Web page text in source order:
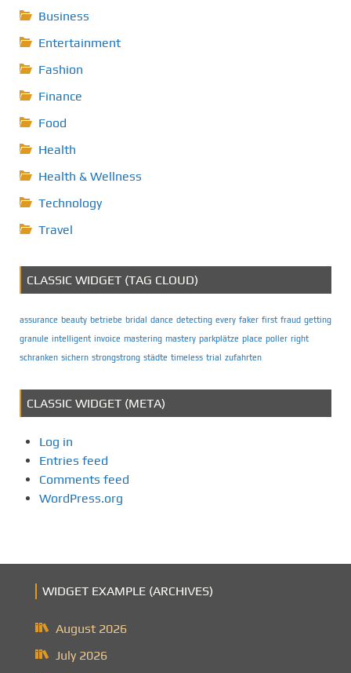
Business
Entertainment
Fashion
Finance
Food
Health
Health & Wellness
Technology
Travel
CLASSIC WIDGET (TAG CLOUD)
assurance beauty betriebe bridal dance detecting every faker first fraud getting
granule intelligent invoice mastering mastery parkplätze place poller right
schranken sichern strongstrong städte timeless trial zufahrten
CLASSIC WIDGET (META)
Log in
Entries feed
Comments feed
WordPress.org
WIDGET EXAMPLE (ARCHIVES)
August 2026
July 2026